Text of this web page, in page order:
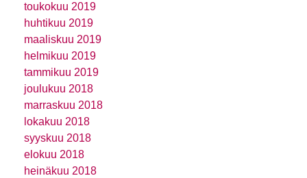
toukokuu 2019
huhtikuu 2019
maaliskuu 2019
helmikuu 2019
tammikuu 2019
joulukuu 2018
marraskuu 2018
lokakuu 2018
syyskuu 2018
elokuu 2018
heinäkuu 2018